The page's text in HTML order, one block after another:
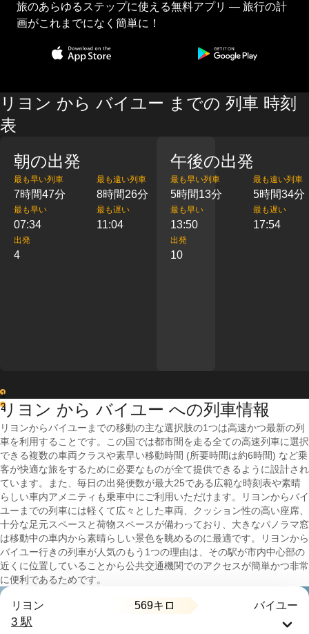
旅のあらゆるステップに使える無料アプリ — 旅行の計
画がこれまでになく簡単に！
リヨン から バイユー までの 列車 時刻
表
朝の出発
最も早い列車
7時間47分
最も遠い列車
8時間26分
最も早い
07:34
最も遅い
11:04
出発
4
午後の出発
最も早い列車
5時間13分
最も遠い列車
5時間34分
最も早い
13:50
最も遅い
17:54
出発
10
1
2
リヨン から バイユー への列車情報
リヨンからバイユーまでの移動の主な選択肢の1つは高速かつ最新の列
車を利用することです。この国では都市間を走る全ての高速列車に選択
できる複数の車両クラスや素早い移動時間 (所要時間は約6時間) など乗
客が快適な旅をするために必要なものが全て提供できるように設計され
ています。また、毎日の出発便数が最大25である広範な時刻表や素晴
らしい車内アメニティも乗車中にご利用いただけます。リヨンからバイ
ユーまでの列車には軽くて広々とした車両、クッション性の高い座席、
十分な足元スペースと荷物スペースが備わっており、大きなパノラマ窓
は移動中の車内から素晴らしい景色を眺めるのに最適です。リヨンから
バイユー行きの列車が人気のもう1つの理由は、その駅が市内中心部の
近くに位置していることから公共交通機関でのアクセスが簡単かつ非常
に便利であるためです。
リヨン 569キロ バイユー
3 駅